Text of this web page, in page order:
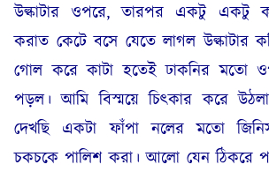
উল্কাটার ওপরে, তারপর একটু একটু
করাত কেটে বসে যেতে লাগল উল্কাটার
গোল করে কাটা হতেই ঢাকনির মতো
পড়ল। আমি বিস্ময়ে চিৎকার করে
দেখছি একটা ফাঁপা নলের মতো
চকচকে পালিশ করা। আলো যেন ঠিকরে